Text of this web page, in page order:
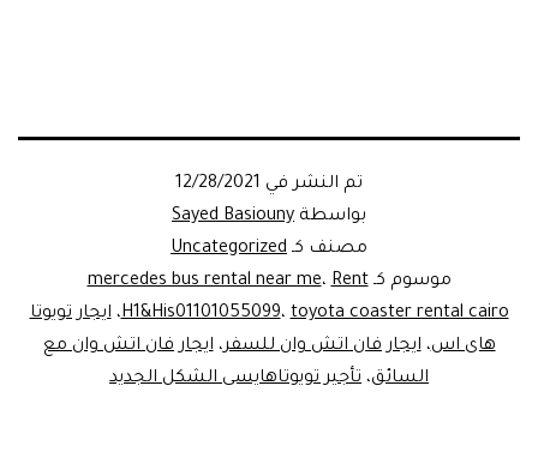
تم النشر في 12/28/2021
بواسطة Sayed Basiouny
مصنف كـ Uncategorized
موسوم كـ
mercedes bus rental near me،Rent
H1&His01101055099،toyota coaster rental cairo ،ايجار تويوتا
هاى اس،ايجار فان اتش وان للسفر،ايجار فان اتش وان مع
السائق، تأجير تويوتاهايسى الشكل الجديد